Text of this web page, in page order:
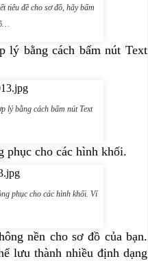
tiêu đề cho sơ đồ, hãy bấm
lý bằng cách bấm nút Text
lý bằng cách bấm nút Text
phục cho các hình khối.
phục cho các hình khối. Ví
nền cho sơ đồ của bạn.
lưu thành nhiều định dạng